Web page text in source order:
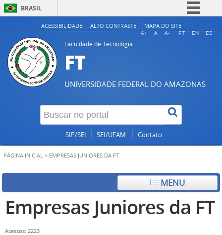
BRASIL
Simplifique!
Legislação
Canais
ACESSIBILIDADE ALTO CONTRASTE MAPA DO SITE
A+ A A- PT EN ES
Faculdade de Tecnologia
FT
UNIVERSIDADE FEDERAL DO AMAZONAS
SIP/SEI SEI/UFAM Contato
PÁGINA INICIAL > EMPRESAS JUNIORES DA FT
MENU
Empresas Juniores da FT
Acessos: 2223